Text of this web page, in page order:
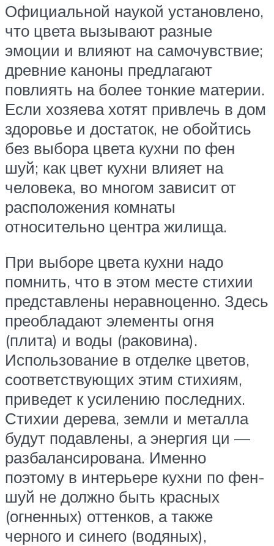
Официальной наукой установлено,
что цвета вызывают разные
эмоции и влияют на самочувствие;
древние каноны предлагают
повлиять на более тонкие материи.
Если хозяева хотят привлечь в дом
здоровье и достаток, не обойтись
без выбора цвета кухни по фен
шуй; как цвет кухни влияет на
человека, во многом зависит от
расположения комнаты
относительно центра жилища.
При выборе цвета кухни надо
помнить, что в этом месте стихии
представлены неравноценно. Здесь
преобладают элементы огня
(плита) и воды (раковина).
Использование в отделке цветов,
соответствующих этим стихиям,
приведет к усилению последних.
Стихии дерева, земли и металла
будут подавлены, а энергия ци —
разбалансирована. Именно
поэтому в интерьере кухни по фен-
шуй не должно быть красных
(огненных) оттенков, а также
черного и синего (водяных),